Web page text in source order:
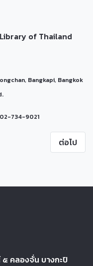
of Thailand
Bangkapi, Bangkok
734-9021
ต่อไป
๕ คลองจั่น บางกะปิ